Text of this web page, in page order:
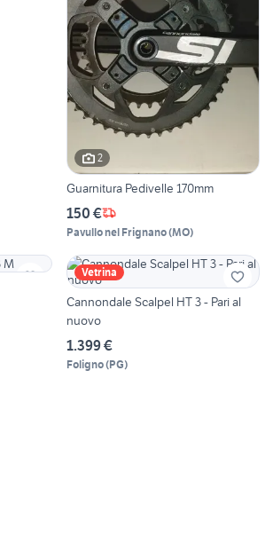
2
Guarnitura Pedivelle 170mm
150 €
Pavullo nel Frignano(MO)
Vetrina
Cannondale Scalpel HT 3 - Pari al
nuovo
1.399 €
Foligno(PG)